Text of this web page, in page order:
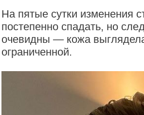
На пятые сутки изменения
постепенно спадать, но
очевидны — кожа
ограниченной.